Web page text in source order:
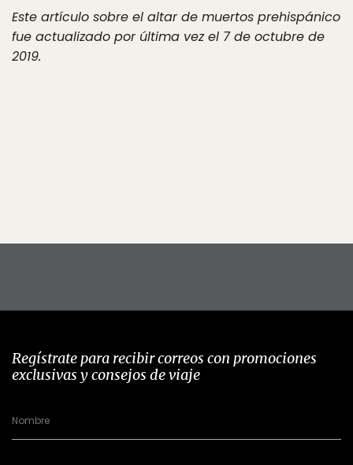
Este artículo sobre el altar de muertos prehispánico
fue actualizado por última vez el 7 de octubre de
2019.
Regístrate para recibir correos con promociones
exclusivas y consejos de viaje